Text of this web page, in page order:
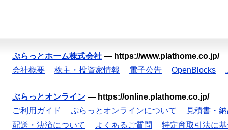
ぷらっとホーム株式会社 — https://www.plathome.co.jp/
会社概要
株主・投資家情報 電子公告 OpenBlocks
ぷらっとオンライン — https://online.plathome.co.jp/
ご利用ガイド
ぷらっとオンラインについて
見積書・
配送・決済について
よくあるご質問
特定商取引法に